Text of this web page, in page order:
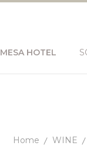
MESA HOTEL
Home WINE